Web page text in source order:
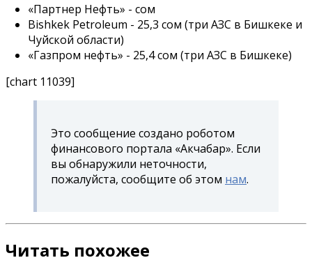
«Партнер Нефть» - сом
Bishkek Petroleum - 25,3 сом (три АЗС в Бишкеке и
Чуйской области)
«Газпром нефть» - 25,4 сом (три АЗС в Бишкеке)
[chart 11039]
Это сообщение создано роботом
финансового портала «Акчабар». Если
вы обнаружили неточности,
пожалуйста, сообщите об этом нам.
Читать похожее